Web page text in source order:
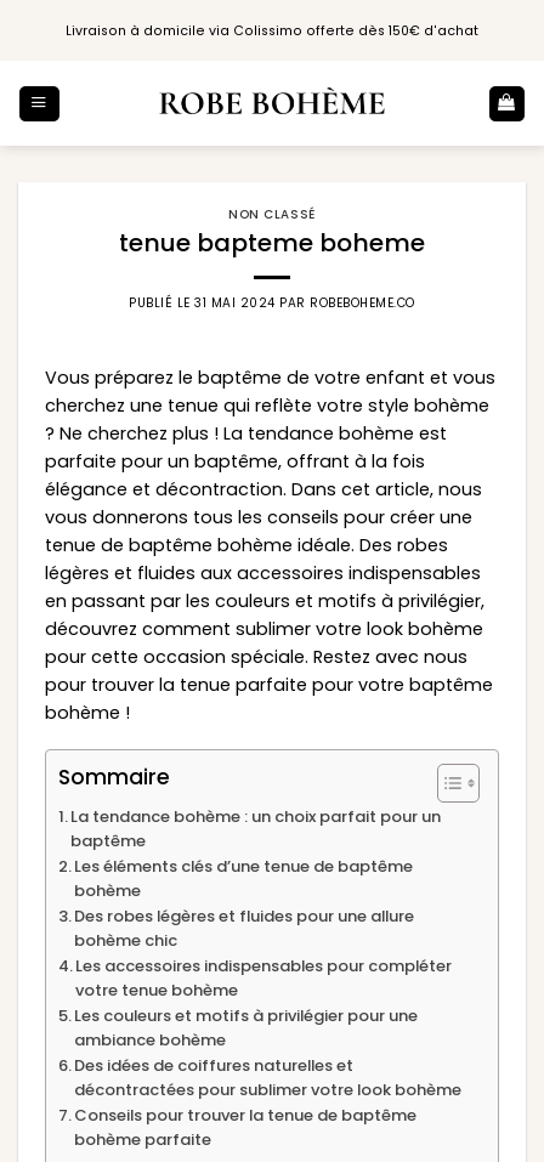
Livraison à domicile via Colissimo offerte dès 150€ d'achat
NON CLASSÉ
tenue bapteme boheme
PUBLIÉ LE31 MAI 2024 PAR ROBEBOHEME.CO
Vous préparez le baptême de votre enfant et vous
cherchez une tenue qui reflète votre style bohème
? Ne cherchez plus ! La tendance bohème est
parfaite pour un baptême, offrant à la fois
élégance et décontraction. Dans cet article, nous
vous donnerons tous les conseils pour créer une
tenue de baptême bohème idéale. Des robes
légères et fluides aux accessoires indispensables
en passant par les couleurs et motifs à privilégier,
découvrez comment sublimer votre look bohème
pour cette occasion spéciale. Restez avec nous
pour trouver la tenue parfaite pour votre baptême
bohème !
Sommaire
La tendance bohème : un choix parfait pour un
baptême
Les éléments clés d’une tenue de baptême
bohème
Des robes légères et fluides pour une allure
bohème chic
Les accessoires indispensables pour compléter
votre tenue bohème
Les couleurs et motifs à privilégier pour une
ambiance bohème
Des idées de coiffures naturelles et
décontractées pour sublimer votre look bohème
Conseils pour trouver la tenue de baptême
bohème parfaite